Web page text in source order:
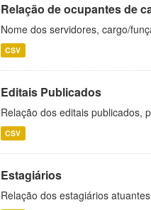
Relação de ocupantes de
Nome dos servidores, cargo/
CSV
Editais Publicados
Relação dos editais publicados,
CSV
Estagiários
Relação dos estagiários